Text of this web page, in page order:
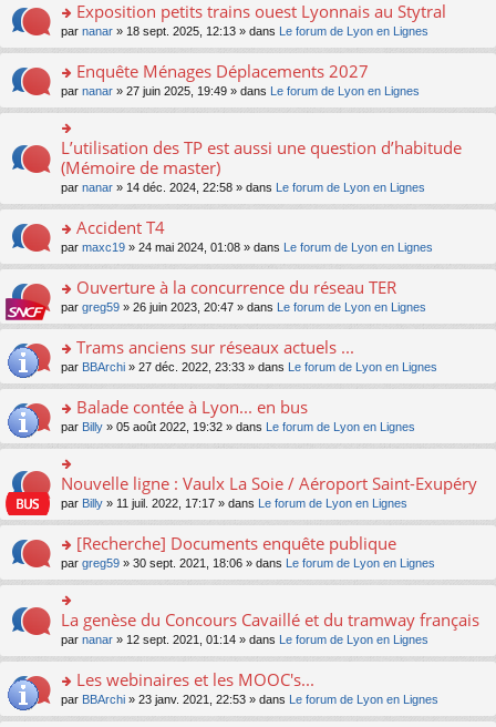
ult
er
le
m
e
s
g
e
n
o
lu
le
pl
u
s
e
nt
o
n
ult
er
le
m
s
a
e
n
o
lu
le
pl
u
s
e
nt
Exposition petits trains ouest Lyonnais au Stytral
par nanar » 18 sept. 2025, 12:13 » dans Le forum de Lyon en Lignes
o
n
s
ult
er
le
m
e
s
a
e
n
o
lu
le
pl
u
s
c
nt
Enquête Ménages Déplacements 2027
par nanar » 27 juin 2025, 19:49 » dans Le forum de Lyon en Lignes
n
s
ult
er
le
m
e
s
a
g
e
n
lu
le
pl
u
s
c
e
nt
L’utilisation des TP est aussi une question d’habitude
(Mémoire de master)
par nanar » 14 déc. 2024, 22:58 » dans Le forum de Lyon en Lignes
o
n
ult
er
le
m
e
a
g
e
n
o
lu
pl
u
s
ré
c
e
nt
Accident T4
par maxc19 » 24 mai 2024, 01:08 » dans Le forum de Lyon en Lignes
o
n
ult
er
le
m
e
s
g
e
n
o
lu
pl
u
s
ré
e
nt
Ouverture à la concurrence du réseau TER
par greg59 » 26 juin 2023, 20:47 » dans Le forum de Lyon en Lignes
o
n
ult
er
le
m
e
s
g
e
n
o
n
le
u
s
ré
Trams anciens sur réseaux actuels ...
par BBArchi » 27 déc. 2022, 23:33 » dans Le forum de Lyon en Lignes
o
n
s
ult
er
le
m
e
s
a
e
n
o
n
le
Balade contée à Lyon... en bus
par Billy » 05 août 2022, 19:32 » dans Le forum de Lyon en Lignes
o
n
er
le
m
e
s
a
g
e
n
o
Nouvelle ligne : Vaulx La Soie / Aéroport Saint-Exupéry
par Billy » 11 juil. 2022, 17:17 » dans Le forum de Lyon en Lignes
o
n
s
ult
er
le
m
e
s
[Recherche] Documents enquête publique
par greg59 » 30 sept. 2021, 18:06 » dans Le forum de Lyon en Lignes
n
er
le
m
La genèse du Concours Cavaillé et du tramway français
par nanar » 12 sept. 2021, 01:14 » dans Le forum de Lyon en Lignes
o
n
Les webinaires et les MOOC's...
par BBArchi » 23 janv. 2021, 22:53 » dans Le forum de Lyon en Lignes